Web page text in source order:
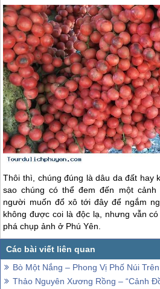
Thôi thì, chúng đúng là dâu da đất hay
sao chúng có thể đem đến một cảnh
người muốn đổ xô tới đây để ngắm
không được coi là độc lạ, nhưng vẫn
phá chụp ảnh ở Phú Yên.
Bò Một Nắng – Phong Vị Phố Núi Trên Cao
Thảo Nguyên Xương Rồng – “Cảnh Đồng Bất Tận” Bát